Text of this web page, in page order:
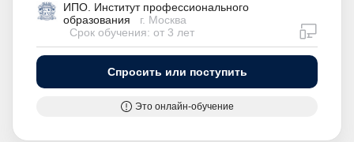
ИПО. Институт профессионального
образования
г. Москва
Срок обучения: от 3 лет
Спросить или поступить
Это онлайн-обучение